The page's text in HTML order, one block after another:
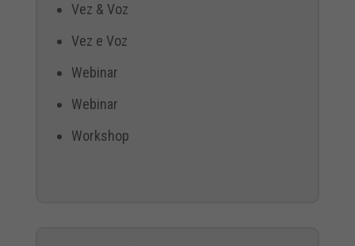
Vez & Voz
Vez e Voz
Webinar
Webinar
Workshop